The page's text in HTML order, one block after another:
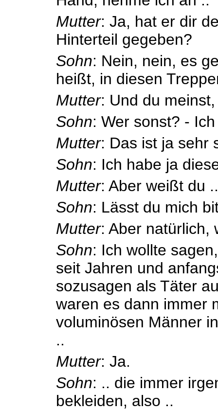
Mutter: Ja, hat er dir
Hinterteil gegeben?
Sohn: Nein, nein, es
heißt, in diesen
Mutter: Und du
Sohn: Wer sonst? -
Mutter: Das ist ja sehr
Sohn: Ich habe ja
Mutter: Aber weißt du ..
Sohn: Lässt du mich
Mutter: Aber natürlich,
Sohn: Ich wollte
seit Jahren und
sozusagen als Täter
waren es dann immer
voluminösen Männer
..
Mutter: Ja.
Sohn: .. die immer
bekleiden, also ..